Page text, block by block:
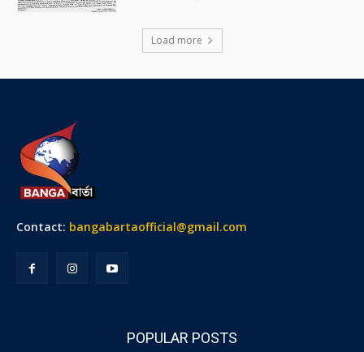
Load more
Contact: bangabartaofficial@gmail.com
POPULAR POSTS